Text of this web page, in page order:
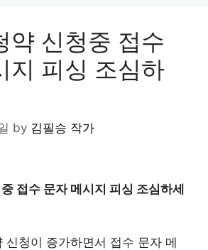
약 신청중 접수
지 피싱 조심하
by 김필승 작가
접수 문자 메시지 피싱 조심하세
신청이 증가하면서 접수 문자 메